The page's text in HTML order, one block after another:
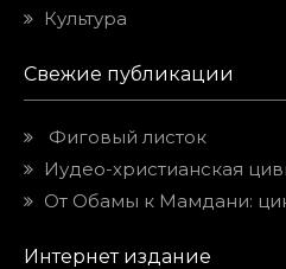
Культура
Свежие публикации
Фиговый листок
Иудео-христианская
От Обамы к Мамдани:
Интернет издание